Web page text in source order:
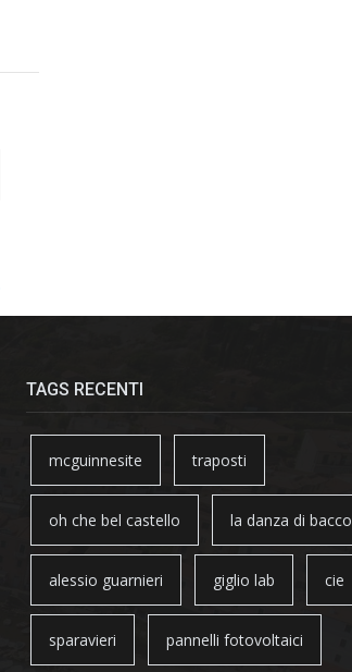
TAGS RECENTI
mcguinnesite traposti
oh che bel castello la danza di bacco
alessio guarnieri giglio lab cie
sparavieri pannelli fotovoltaici